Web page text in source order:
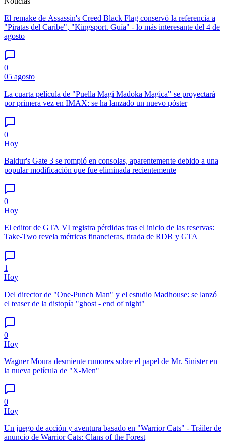
El remake de Assassin's Creed Black Flag conservó la referencia a
"Piratas del Caribe", "Kingsport. Guía" - lo más interesante del 4 de
agosto
0
05 agosto
La cuarta película de "Puella Magi Madoka Magica" se proyectará
por primera vez en IMAX: se ha lanzado un nuevo póster
0
Hoy
Baldur's Gate 3 se rompió en consolas, aparentemente debido a una
popular modificación que fue eliminada recientemente
0
Hoy
El editor de GTA VI registra pérdidas tras el inicio de las reservas:
Take-Two revela métricas financieras, tirada de RDR y GTA
1
Hoy
Del director de "One-Punch Man" y el estudio Madhouse: se lanzó
el teaser de la distopía "ghost - end of night"
0
Hoy
Wagner Moura desmiente rumores sobre el papel de Mr. Sinister en
la nueva película de "X-Men"
0
Hoy
Un juego de acción y aventura basado en "Warrior Cats" - Tráiler de
anuncio de Warrior Cats: Clans of the Forest